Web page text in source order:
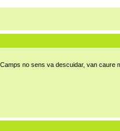
no sens va descuidar, van